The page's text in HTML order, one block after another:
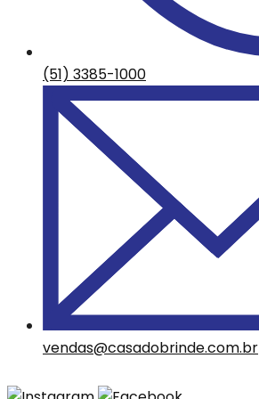
(51) 3385-1000
vendas@casadobrinde.com.br